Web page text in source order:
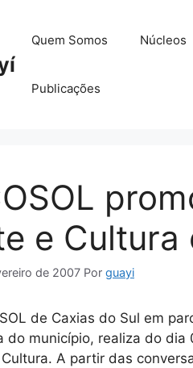
Quem Somos Núcleos
Publicações
e Cultura
de 2007 Por guayi
de Caxias do Sul em
do município, realiza do dia
A partir das